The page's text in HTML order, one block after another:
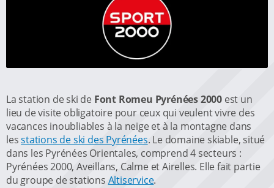
La station de ski de Font Romeu Pyrénées 2000 est un
lieu de visite obligatoire pour ceux qui veulent vivre des
vacances inoubliables à la neige et à la montagne dans
lesstations de ski des Pyrénées. Le domaine skiable, situé
dans les Pyrénées Orientales, comprend 4 secteurs :
Pyrénées 2000, Aveillans, Calme et Airelles. Elle fait partie
du groupe de stations Altiservice.